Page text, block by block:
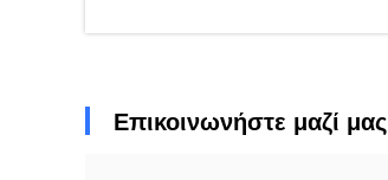
Επικοινωνήστε μαζί μας